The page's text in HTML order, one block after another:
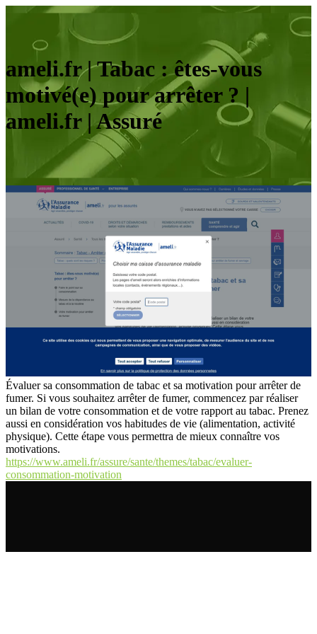
ameli.fr | Tabac : êtes-vous
motivé(e) pour arrêter ? |
ameli.fr | Assuré
Évaluer sa consommation de tabac et sa motivation pour arrêter de
fumer. Si vous souhaitez arrêter de fumer, commencez par réaliser
un bilan de votre consommation et de votre rapport au tabac. Prenez
aussi en considération vos habitudes de vie (alimentation, activité
physique). Cette étape vous permettra de mieux connaître vos
motivations.
https://www.ameli.fr/assure/sante/themes/tabac/evaluer-
consommation-motivation